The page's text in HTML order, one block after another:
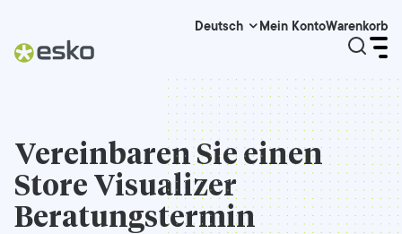
Deutsch Mein KontoWarenkorb
Vereinbaren Sie einen
Store Visualizer
Beratungstermin